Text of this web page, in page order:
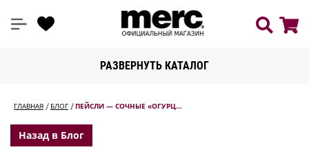
РАЗВЕРНУТЬ КАТАЛОГ
ГЛАВНАЯ БЛОГ ПЕЙСЛИ — СОЧНЫЕ «ОГУРЦ…
Назад в Блог